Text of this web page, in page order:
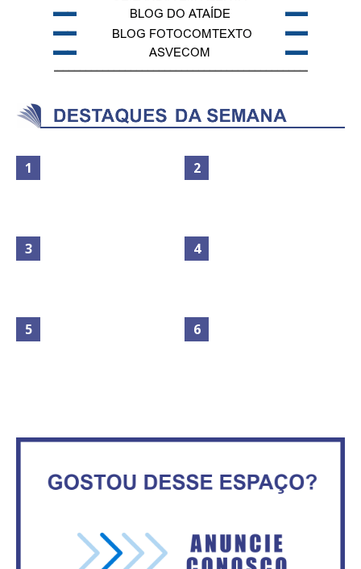
No Brasil do golpe, 61,5 mi de
consensuais para buscar ajuda
do governo federal.
sustentada por 52 jatos
ventiladores